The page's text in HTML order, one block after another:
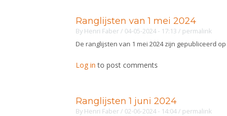
Ranglijsten van 1 mei 2024
By Henri Faber/ 04-05-2024 - 17:13 / permalink
De ranglijsten van 1 mei 2024 zijn gepubliceerd op
Log in to post comments
Ranglijsten 1 juni 2024
By Henri Faber/ 02-06-2024 - 14:04/ permalink